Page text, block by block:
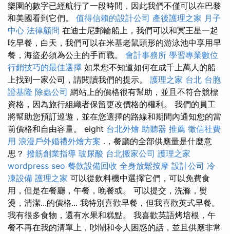
樂園的數字已經航行了一段時間，因此我們不僅可以在巴黎
和美國看到它們。 值得信賴的設計公司 產後護理之家 月子
中心 法律顧問 在迪士尼郵輪船上，我們可以和冥王星一起
吃早餐，白天，我們可以在米基老鼠頭形的游泳池中享用早
餐，海盜必須為公主的手而戰。 會計事務所 學習專業數位
行銷技巧的最佳選擇 如果您不知道如何在成千上萬人的船
上找到一家公司，請閱讀我們的提示。 護理之家 台北 台胞
證基隆 除蟲公司 網站上的價格很有幫助，並且不符合競標
資格，因為旅行組織者保留更改價格的權利。 我們的員工
將幫助您預訂巡遊，並在您選擇的路線和期間內通知您的當
前價格和自由容量。 eight 台北外燴 助聽器 推薦 徵信社費
用 浪漫戶外婚禮外燴方案 .，餐廳的全部供應量是什麼意
思？ 撥筋創業指導 玻尿酸 台北搬家公司 護理之家
wordpress seo 餐飲設備回收 全身放鬆按摩 設計公司 冷
凍設備 護理之家 可以從飲料機中選擇它們，可以免費食
用，但是在餐廳，午餐，晚餐或。 可以提交，洗滌，熨
燙，清潔...的價格... 我特別喜歡早餐，但我喜歡英式早餐。
我有很多食物，還有水果和糕點。 我喜歡英語烤培根，午
餐不再在我的清單上，吵鬧和令人困惑的話，並且供應非常